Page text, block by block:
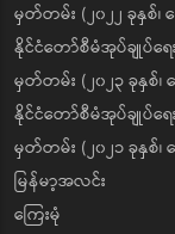
မှတ်တမ်း (၂၀၂၂ ခုနှစ်၊
နိုင်ငံတော်စီမံအုပ်ချုပ်ရ
မှတ်တမ်း (၂၀၂၃ ခုနှစ်၊
နိုင်ငံတော်စီမံအုပ်ချုပ်
မှတ်တမ်း (၂၀၂၁ ခုနှစ်၊
မြန်မာ့အလင်း
ကြေးမုံ